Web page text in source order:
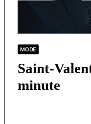
MODE
Saint-
minute